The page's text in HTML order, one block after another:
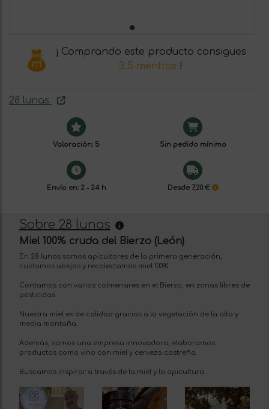
¡ Comprando este producto consigues
3.5 menttos !
28 lunas
Valoración: 5 Sin pedido mínimo
Envío en: 2 - 24 h Desde 7,20 €
Sobre 28 lunas
Miel 100% cruda del Bierzo (León)
En 28 lunas somos apicultores de la primera generación,
cuidamos abejas y recolectamos miel 100%.
Contamos con varios colmenares en el Bierzo, en zonas libres de
pesticidas.
Nuestra miel es de calidad gracias a la vegetación de la alta y
media montaña.
Además, somos una empresa innovadora, elaboramos
productos como vino con miel y cerveza castreña.
Buscamos inspirar a través de la miel y la apicultura.